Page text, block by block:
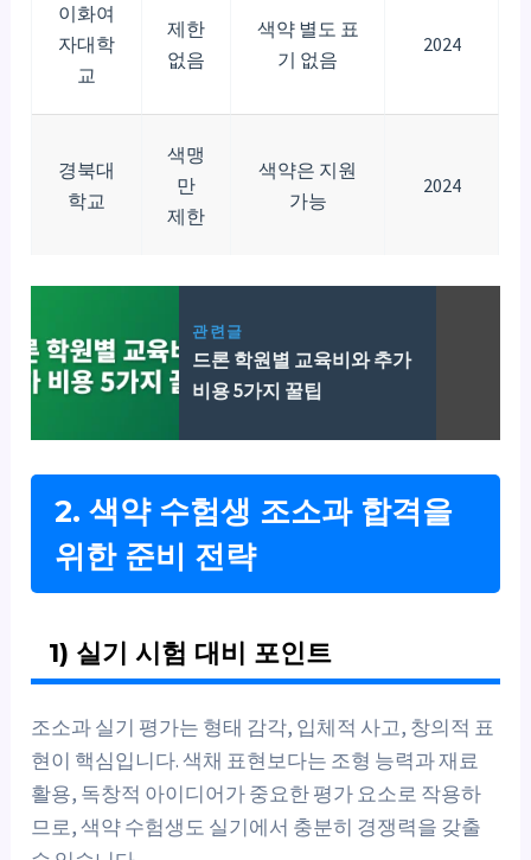
이화여
자대학
교
제한
없음
색약 별도 표
기 없음
2024
경북대
학교
색맹
만
제한
색약은 지원
가능
2024
관련글
드론 학원별 교육비와 추가
비용 5가지 꿀팁
2. 색약 수험생 조소과 합격을
위한 준비 전략
1) 실기 시험 대비 포인트
조소과 실기 평가는 형태 감각, 입체적 사고, 창의적 표
현이 핵심입니다. 색채 표현보다는 조형 능력과 재료
활용, 독창적 아이디어가 중요한 평가 요소로 작용하
므로, 색약 수험생도 실기에서 충분히 경쟁력을 갖출